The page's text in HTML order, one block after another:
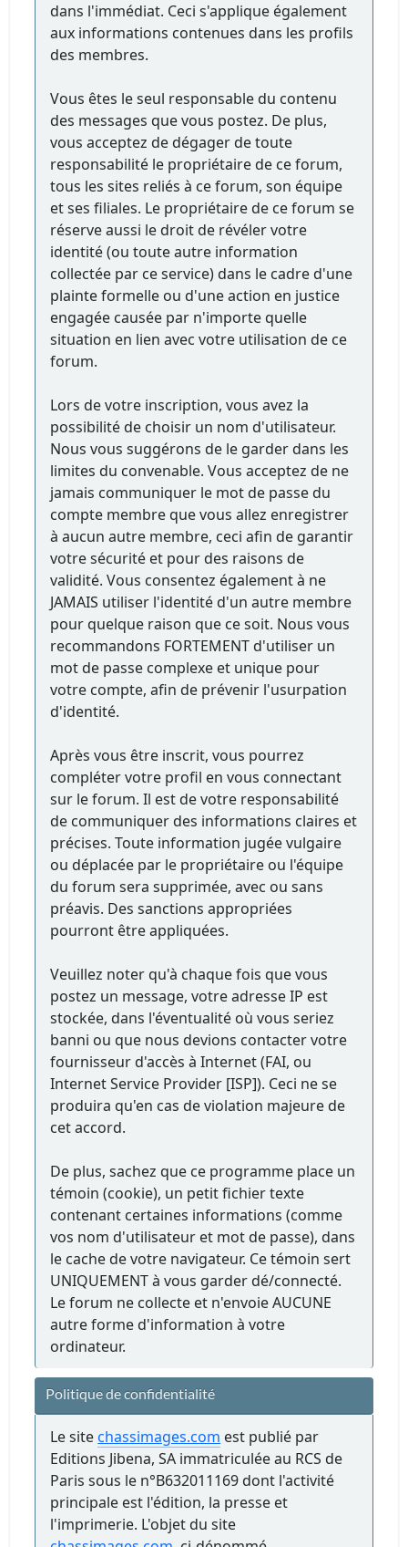
dans l'immédiat. Ceci s'applique également
aux informations contenues dans les profils
des membres.
Vous êtes le seul responsable du contenu
des messages que vous postez. De plus,
vous acceptez de dégager de toute
responsabilité le propriétaire de ce forum,
tous les sites reliés à ce forum, son équipe
et ses filiales. Le propriétaire de ce forum se
réserve aussi le droit de révéler votre
identité (ou toute autre information
collectée par ce service) dans le cadre d'une
plainte formelle ou d'une action en justice
engagée causée par n'importe quelle
situation en lien avec votre utilisation de ce
forum.
Lors de votre inscription, vous avez la
possibilité de choisir un nom d'utilisateur.
Nous vous suggérons de le garder dans les
limites du convenable. Vous acceptez de ne
jamais communiquer le mot de passe du
compte membre que vous allez enregistrer
à aucun autre membre, ceci afin de garantir
votre sécurité et pour des raisons de
validité. Vous consentez également à ne
JAMAIS utiliser l'identité d'un autre membre
pour quelque raison que ce soit. Nous vous
recommandons FORTEMENT d'utiliser un
mot de passe complexe et unique pour
votre compte, afin de prévenir l'usurpation
d'identité.
Après vous être inscrit, vous pourrez
compléter votre profil en vous connectant
sur le forum. Il est de votre responsabilité
de communiquer des informations claires et
précises. Toute information jugée vulgaire
ou déplacée par le propriétaire ou l'équipe
du forum sera supprimée, avec ou sans
préavis. Des sanctions appropriées
pourront être appliquées.
Veuillez noter qu'à chaque fois que vous
postez un message, votre adresse IP est
stockée, dans l'éventualité où vous seriez
banni ou que nous devions contacter votre
fournisseur d'accès à Internet (FAI, ou
Internet Service Provider [ISP]). Ceci ne se
produira qu'en cas de violation majeure de
cet accord.
De plus, sachez que ce programme place un
témoin (cookie), un petit fichier texte
contenant certaines informations (comme
vos nom d'utilisateur et mot de passe), dans
le cache de votre navigateur. Ce témoin sert
UNIQUEMENT à vous garder dé/connecté.
Le forum ne collecte et n'envoie AUCUNE
autre forme d'information à votre
ordinateur.
Politique de confidentialité
Le sitechassimages.com est publié par
Editions Jibena, SA immatriculée au RCS de
Paris sous le n°B632011169 dont l'activité
principale est l'édition, la presse et
l'imprimerie. L'objet du site